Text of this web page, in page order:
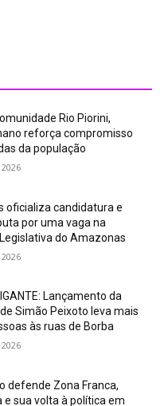
Rio Piorini,
reforça compromisso
da população
oficializa candidatura e
por uma vaga na
do Amazonas
Lançamento da
Simão Peixoto leva mais
às ruas de Borba
defende Zona Franca,
e sua volta à política em